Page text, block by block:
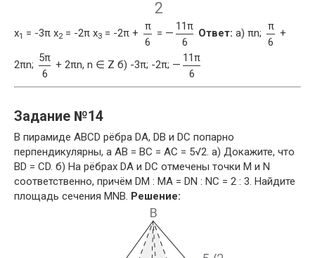
x1 = -3π x2 = -2π x3 = -2π +
π
6
= —
11π
6
Ответ: a) πn;
π
6
+
2πn;
5π
6
+ 2πn, n ∈ Z б) -3π; -2π; —
11π
6
Задание №14
В пирамиде ABCD рёбра DA, DB и DC попарно
перпендикулярны, а AB = BC = AC = 5√2. а) Докажите, что
BD = CD. б) На рёбрах DA и DC отмечены точки M и N
соответственно, причём DM : MA = DN : NC = 2 : 3. Найдите
площадь сечения MNB. Решение: